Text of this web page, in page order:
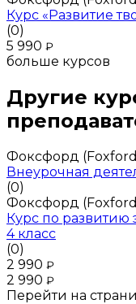
Курс «Развитие
(0)
5 990 ₽
больше курсов
Другие
Фоксфорд
Внеурочная
(0)
Фоксфорд
Курс по развитию
4 класс
(0)
2 990 ₽
2 990 ₽
Перейти на